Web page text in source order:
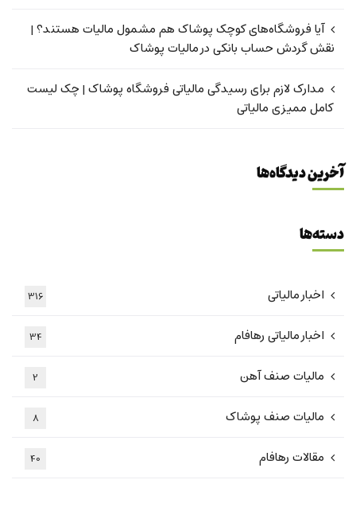
آیا فروشگاه‌های کوچک پوشاک هم مشمول مالیات هستند؟ |
نقش گردش حساب بانکی در مالیات پوشاک
مدارک لازم برای رسیدگی مالیاتی فروشگاه پوشاک | چک لیست
کامل ممیزی مالیاتی
آخرین دیدگاه‌ها
دسته‌ها
اخبار مالیاتی 316
اخبار مالیاتی رهافام 34
مالیات صنف آهن 2
مالیات صنف پوشاک 8
مقالات رهافام 40